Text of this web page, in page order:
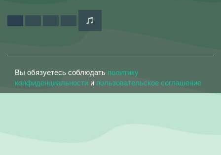
Вы обязуетесь соблюдать политику
конфиденциальности и пользовательское соглашение